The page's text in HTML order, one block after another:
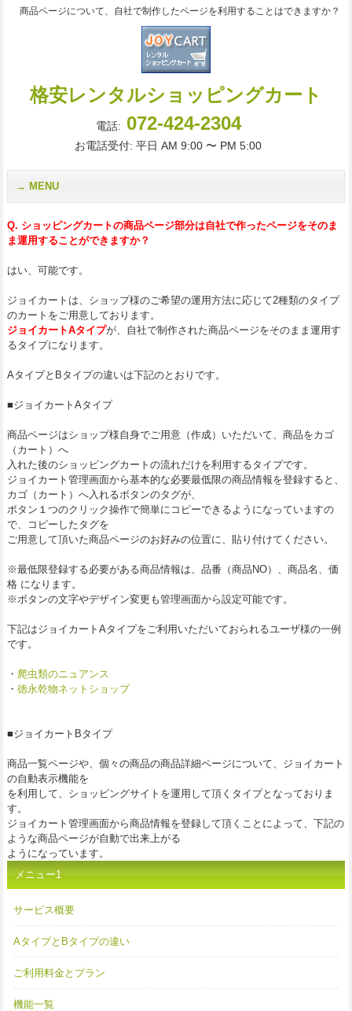
商品ページについて、自社で制作したページを利用することはできますか？
格安レンタルショッピングカート
電話: 072-424-2304
お電話受付: 平日 AM 9:00 〜 PM 5:00
MENU
Q. ショッピングカートの商品ページ部分は自社で作ったページをそのま
ま運用することができますか？
はい、可能です。
ジョイカートは、ショップ様のご希望の運用方法に応じて2種類のタイプ
のカートをご用意しております。
ジョイカートAタイプが、自社で制作された商品ページをそのまま運用す
るタイプになります。
AタイプとBタイプの違いは下記のとおりです。
■ジョイカートAタイプ
商品ページはショップ様自身でご用意（作成）いただいて、商品をカゴ
（カート）へ
入れた後のショッピングカートの流れだけを利用するタイプです。
ジョイカート管理画面から基本的な必要最低限の商品情報を登録すると、
カゴ（カート）へ入れるボタンのタグが、
ボタン１つのクリック操作で簡単にコピーできるようになっていますの
で、コピーしたタグを
ご用意して頂いた商品ページのお好みの位置に、貼り付けてください。
※最低限登録する必要がある商品情報は、品番（商品NO）、商品名、価
格 になります。
※ボタンの文字やデザイン変更も管理画面から設定可能です。
下記はジョイカートAタイプをご利用いただいておられるユーザ様の一例
です。
・ 爬虫類のニュアンス
・ 徳永乾物ネットショップ
■ジョイカートBタイプ
商品一覧ページや、個々の商品の商品詳細ページについて、ジョイカート
の自動表示機能を
を利用して、ショッピングサイトを運用して頂くタイプとなっておりま
す。
ジョイカート管理画面から商品情報を登録して頂くことによって、下記の
ような商品ページが自動で出来上がる
ようになっています。
メニュー1
サービス概要
AタイプとBタイプの違い
ご利用料金とプラン
機能一覧